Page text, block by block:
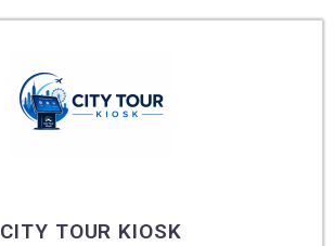
CITY TOUR KIOSK